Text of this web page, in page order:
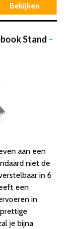
Bekijken
Stand –
aan een
niet de
in 6
een
in
je bijna